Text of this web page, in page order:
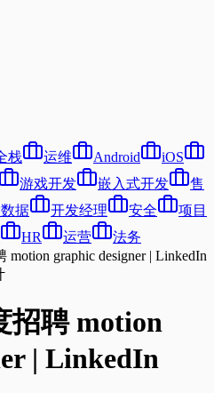
栈 运维 Android
iOS
游戏开发 嵌入式开发
售
据 开发经理 安全
项目
HR 运营
法务
motion graphic designer | LinkedIn
招聘 motion
| LinkedIn